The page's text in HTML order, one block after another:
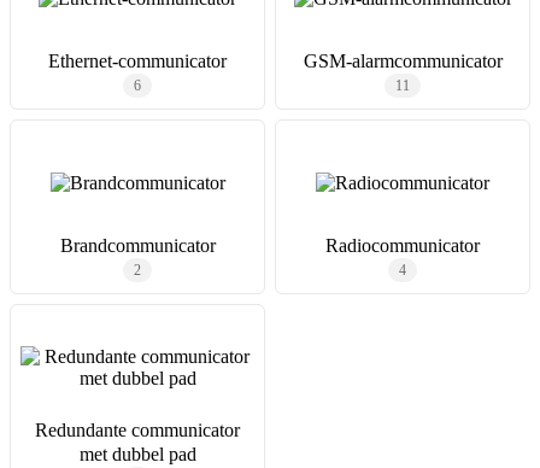
Ethernet-communicator
6
GSM-alarmcommunicator
11
Brandcommunicator
2
Radiocommunicator
4
Redundante communicator
met dubbel pad